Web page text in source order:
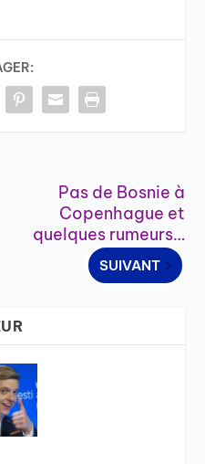
Pas de Bosnie à
Copenhague et
quelques rumeurs…
SUIVANT